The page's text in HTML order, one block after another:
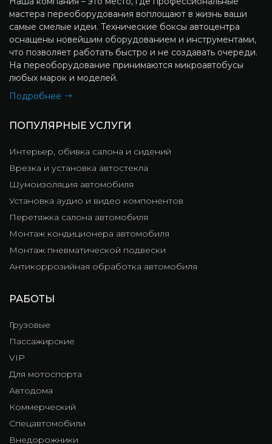
мастера переоборудования воплощают в жизнь ваши
самые смелые идеи. Технические боксы автоцентра
оснащены новейшим оборудованием и инструментами,
что позволяет работать быстро и не создавать очереди.
На переоборудование принимаются микроавтобусы
любых марок и моделей.
Подробнее
ПОПУЛЯРНЫЕ УСЛУГИ
Интерьер, обивка салона и сидений
Врезка и установка автостекла
Шумоизоляция автомобиля
Установка аудио и видео компонентов
Перетяжка салона автомобиля
Монтаж кондиционера автомобиля
Монтаж пневматической подвески
Антикоррозийная обработка автомобиля
РАБОТЫ
Грузовые
Пассажирские
VIP
Для мотоспорта
Автодома
Коммерческий
Спецавтомобили
Внедорожники